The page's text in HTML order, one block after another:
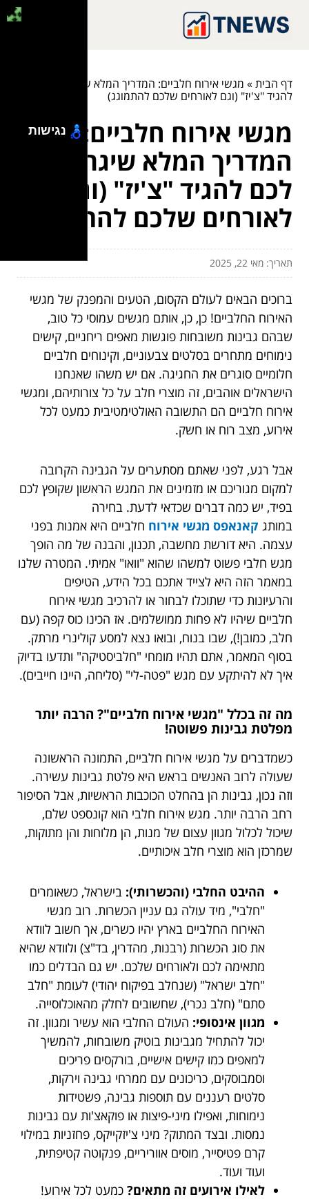
דף הבית» מגשי אירוח חלביים: המדריך המלא שיגרום לכם
להגיד "צ'יז" (וגם לאורחים שלכם להתמוגג)
מגשי אירוח חלביים:
המדריך המלא שיגרום
לכם להגיד "צ'יז" (וגם
לאורחים שלכם להתמוגג)
תאריך: מאי 22, 2025
ברוכים הבאים לעולם הקסום, הטעים והמפנק של מגשי
האירוח החלביים! כן, כן, אותם מגשים עמוסי כל טוב,
שבהם גבינות משובחות פוגשות מאפים ריחניים, קישים
נימוחים מתחרים בסלטים צבעוניים, וקינוחים חלביים
חלומיים סוגרים את החגיגה. אם יש משהו שאנחנו
הישראלים אוהבים, זה מוצרי חלב על כל צורותיהם, ומגשי
אירוח חלביים הם התשובה האולטימטיבית כמעט לכל
אירוע, מצב רוח או חשק.
אבל רגע, לפני שאתם מסתערים על הגבינה הקרובה
למקום מגוריכם או מזמינים את המגש הראשון שקופץ לכם
בפיד, יש כמה דברים שכדאי לדעת. בחירה
במותג קאנאפס מגשי אירוח חלביים היא אמנות בפני
עצמה. היא דורשת מחשבה, תכנון, והבנה של מה הופך
מגש חלבי פשוט למשהו שהוא "וואו" אמיתי. המטרה שלנו
במאמר הזה היא לצייד אתכם בכל הידע, הטיפים
והרעיונות כדי שתוכלו לבחור או להרכיב מגשי אירוח
חלביים שיהיו לא פחות ממושלמים. אז הכינו כוס קפה (עם
חלב, כמובן!), שבו בנוח, ובואו נצא למסע קולינרי מרתק.
בסוף המאמר, אתם תהיו מומחי "חלביסטיקה" ותדעו בדיוק
איך לא להיתקע עם מגש "פטה-לי" (סליחה, היינו חייבים).
מה זה בכלל "מגשי אירוח חלביים"? הרבה יותר
מפלטת גבינות פשוטה!
כשמדברים על מגשי אירוח חלביים, התמונה הראשונה
שעולה לרוב האנשים בראש היא פלטת גבינות עשירה.
וזה נכון, גבינות הן בהחלט הכוכבות הראשיות, אבל הסיפור
רחב הרבה יותר. מגש אירוח חלבי הוא קונספט שלם,
שיכול לכלול מגוון עצום של מנות, הן מלוחות והן מתוקות,
שמרכזן הוא מוצרי חלב איכותיים.
ההיבט החלבי (והכשרותי): בישראל, כשאומרים
"חלבי", מיד עולה גם עניין הכשרות. רוב מגשי
האירוח החלביים בארץ יהיו כשרים, אך חשוב לוודא
את סוג הכשרות (רבנות, מהדרין, בד"צ) ולוודא שהיא
מתאימה לכם ולאורחים שלכם. יש גם הבדלים כמו
"חלב ישראל" (שנחלב בפיקוח יהודי) לעומת "חלב
סתם" (חלב נכרי), שחשובים לחלק מהאוכלוסייה.
מגוון אינסופי: העולם החלבי הוא עשיר ומגוון. זה
יכול להתחיל מגבינות בוטיק משובחות, להמשיך
למאפים כמו קישים אישיים, בורקסים פריכים
וסמבוסקים, כריכונים עם ממרחי גבינה וירקות,
סלטים רעננים עם תוספות גבינה, פשטידות
נימוחות, ואפילו מיני-פיצות או פוקאצ'ות עם גבינות
נמסות. ובצד המתוק? מיני צ'יזקייקס, פחזניות במילוי
קרם פטיסייר, מוסים אווריריים, פנקוטה קטיפתית,
ועוד ועוד.
לאילו אירועים זה מתאים? כמעט לכל אירוע!
נגישות